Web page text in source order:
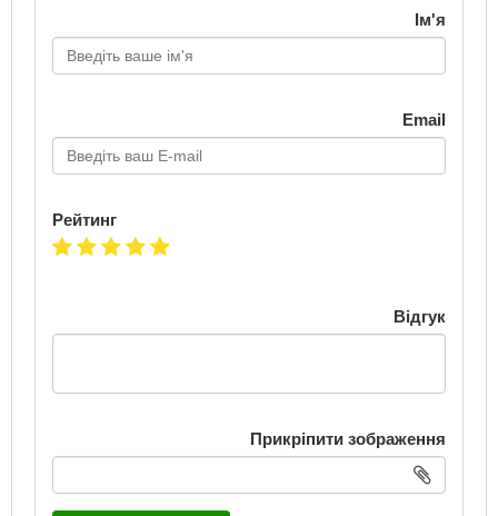
Ім'я
Email
Рейтинг
Відгук
Прикріпити зображення